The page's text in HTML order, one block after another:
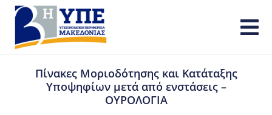
Πίνακες Μοριοδότησης και Κατάταξης
Υποψηφίων μετά από ενστάσεις –
ΟΥΡΟΛΟΓΙΑ